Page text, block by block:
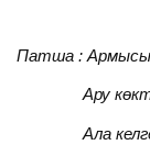
Патша :
Ару
Ала келген